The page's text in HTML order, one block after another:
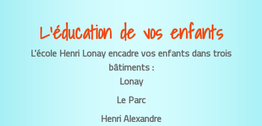
L’éducation de vos enfants
L'école Henri Lonay encadre vos enfants dans trois
bâtiments :
Lonay
Le Parc
Henri Alexandre